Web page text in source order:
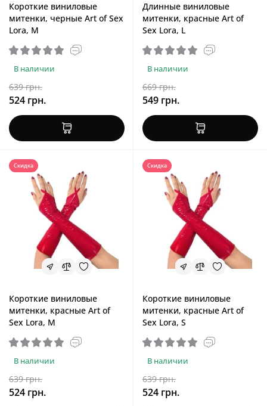
Короткие виниловые
митенки, черные Art of Sex
Lora, M
В наличии
639 грн.
524 грн.
Длинные виниловые
митенки, красные Art of
Sex Lora, L
В наличии
669 грн.
549 грн.
Скидка
Короткие виниловые
митенки, красные Art of
Sex Lora, M
В наличии
639 грн.
524 грн.
Скидка
Короткие виниловые
митенки, красные Art of
Sex Lora, S
В наличии
639 грн.
524 грн.